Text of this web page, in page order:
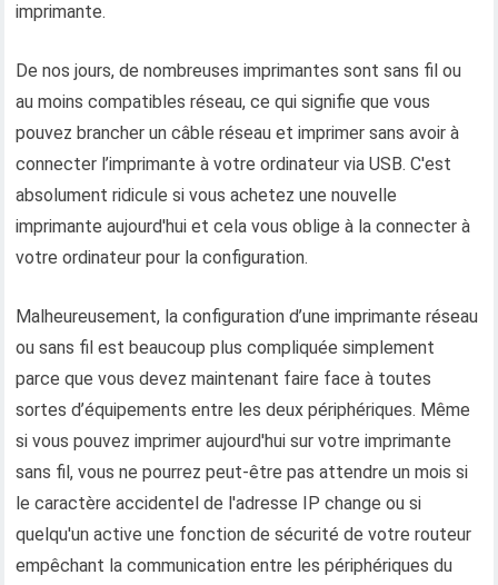
imprimante.
De nos jours, de nombreuses imprimantes sont sans fil ou
au moins compatibles réseau, ce qui signifie que vous
pouvez brancher un câble réseau et imprimer sans avoir à
connecter l’imprimante à votre ordinateur via USB. C'est
absolument ridicule si vous achetez une nouvelle
imprimante aujourd'hui et cela vous oblige à la connecter à
votre ordinateur pour la configuration.
Malheureusement, la configuration d’une imprimante réseau
ou sans fil est beaucoup plus compliquée simplement
parce que vous devez maintenant faire face à toutes
sortes d’équipements entre les deux périphériques. Même
si vous pouvez imprimer aujourd'hui sur votre imprimante
sans fil, vous ne pourrez peut-être pas attendre un mois si
le caractère accidentel de l'adresse IP change ou si
quelqu'un active une fonction de sécurité de votre routeur
empêchant la communication entre les périphériques du